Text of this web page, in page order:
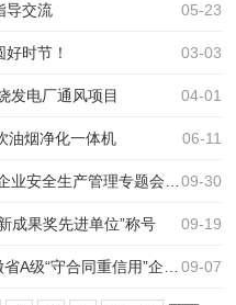
05-23
导交流
03-03
时节！
04-01
发电厂通风项目
06-11
油烟净化一体机
09-30
生产管理专题会议圆满召开
09-19
成果奖先进单位”称号
09-07
“守合同重信用”企业称号